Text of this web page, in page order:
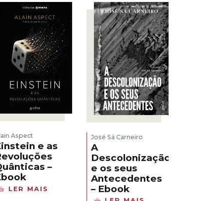
Aspect
e as
–
LER MAIS
José Sá Carneiro
A
Descolonização
e os seus
Antecedentes
– Ebook